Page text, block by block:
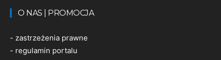
O NAS | PROMOCJA
- zastrzeżenia prawne
- regulamin portalu